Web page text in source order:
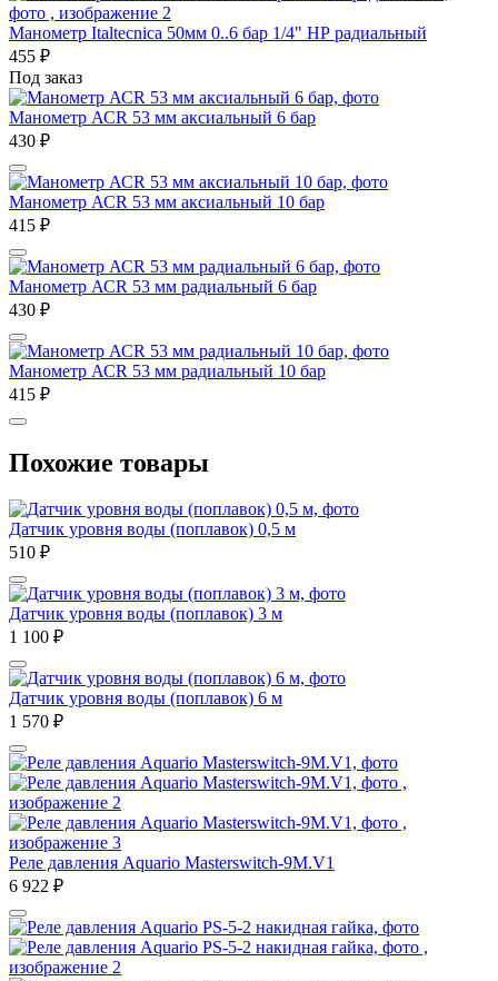
Манометр Italtecnica 50мм 0..6 бар 1/4" НР радиальный
455 ₽
Под заказ
Манометр АСR 53 мм аксиальный 6 бар
430 ₽
Манометр АСR 53 мм аксиальный 10 бар
415 ₽
Манометр АСR 53 мм радиальный 6 бар
430 ₽
Манометр АСR 53 мм радиальный 10 бар
415 ₽
Похожие товары
Датчик уровня воды (поплавок) 0,5 м
510 ₽
Датчик уровня воды (поплавок) 3 м
1 100 ₽
Датчик уровня воды (поплавок) 6 м
1 570 ₽
Реле давления Aquario Masterswitch-9M.V1
6 922 ₽